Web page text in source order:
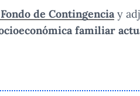
de Contingencia y
familiar